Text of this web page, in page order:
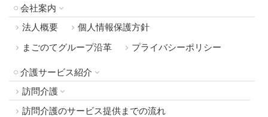
会社案内
法人概要
個人情報保護方針
まごのてグループ沿革
プライバシーポリシー
介護サービス紹介
訪問介護
訪問介護のサービス提供までの流れ